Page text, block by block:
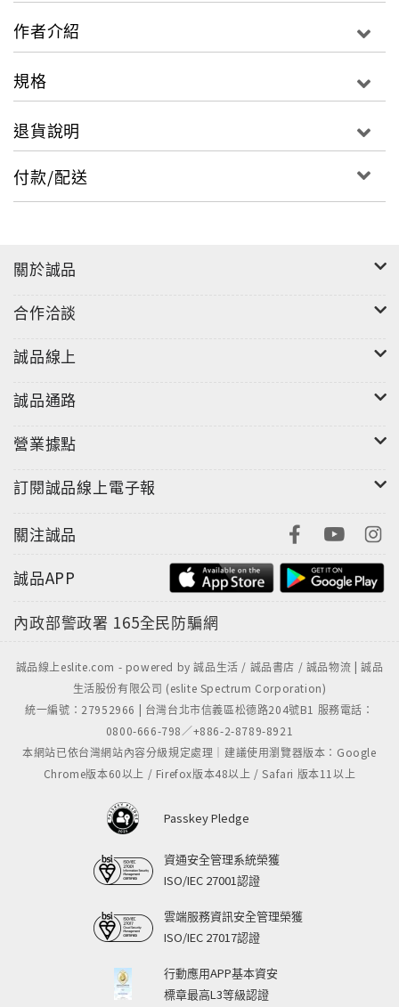
作者介紹
規格
退貨說明
付款/配送
關於誠品
合作洽談
誠品線上
誠品通路
營業據點
訂閱誠品線上電子報
關注誠品
誠品APP
內政部警政署 165全民防騙網
誠品線上eslite.com - powered by 誠品生活 / 誠品書店 / 誠品物流 | 誠品
生活股份有限公司 (eslite Spectrum Corporation)
統一編號：27952966 | 台灣台北市信義區松德路204號B1 服務電話：
0800-666-798／+886-2-8789-8921
本網站已依台灣網站內容分級規定處理｜建議使用瀏覽器版本：Google
Chrome版本60以上 / Firefox版本48以上 / Safari 版本11以上
Passkey Pledge
資通安全管理系統榮獲
ISO/IEC 27001認證
雲端服務資訊安全管理榮獲
ISO/IEC 27017認證
行動應用APP基本資安
標章最高L3等級認證